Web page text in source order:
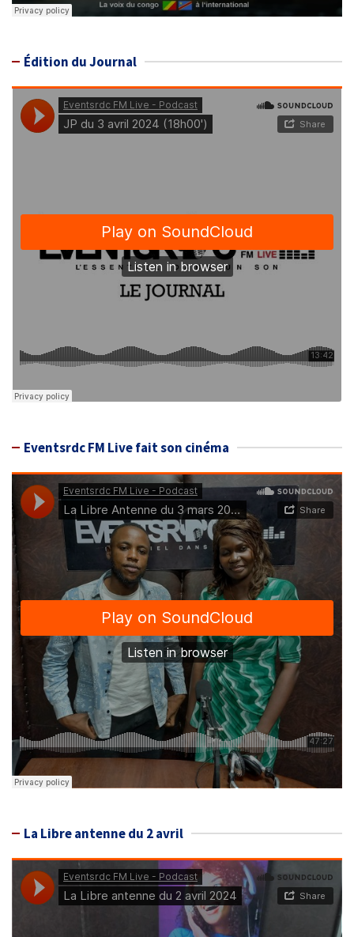
Édition du Journal
Eventsrdc FM Live fait son cinéma
La Libre antenne du 2 avril